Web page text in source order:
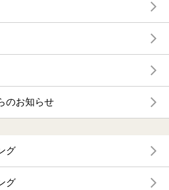
のお知らせ
グ
グ